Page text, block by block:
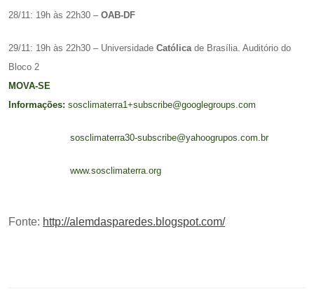
28/11: 19h às 22h30 –OAB-DF
29/11: 19h às 22h30 – Universidade Católica de Brasília. Auditório do
Bloco 2
MOVA-SE
Informações: sosclimaterra1+subscribe@googlegroups.com
sosclimaterra30-subscribe@yahoogrupos.com.br
www.sosclimaterra.org
Fonte: http://alemdasparedes.blogspot.com/